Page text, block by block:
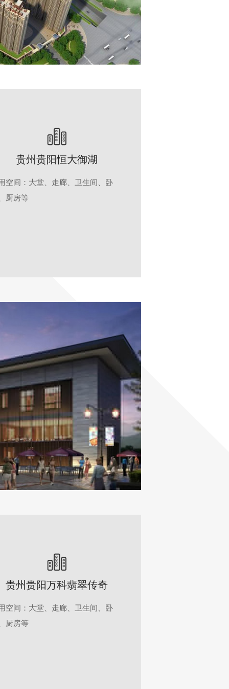
贵州贵阳恒大御湖
空间：大堂、走廊、卫生间、卧
厨房等
贵州贵阳万科翡翠传奇
空间：大堂、走廊、卫生间、卧
厨房等